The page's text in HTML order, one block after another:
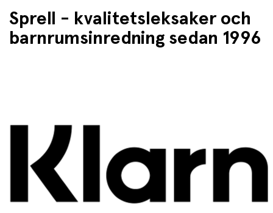
Sprell - kvalitetsleksaker och
barnrumsinredning sedan 1996